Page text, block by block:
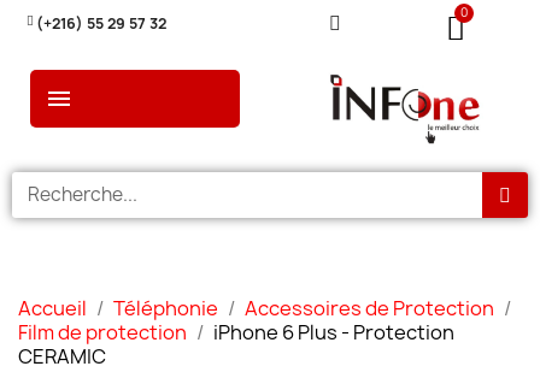
(+216) 55 29 57 32
Accueil Téléphonie
Accessoires de Protection
Film de protection
iPhone 6 Plus - Protection
CERAMIC